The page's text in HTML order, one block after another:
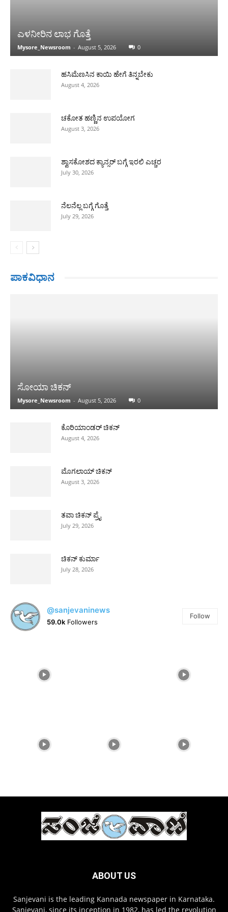
ಎಳನೀರಿನ ಲಾಭ ಗೊತ್ತೆ
Mysore_Newsroom - August 5, 2026 0
ಹಸಿಮೆಣಸಿನ ಕಾಯಿ ಹೇಗೆ ತಿನ್ನಬೇಕು
August 4, 2026
ಚಕೋತ ಹಣ್ಣಿನ ಉಪಯೋಗ
August 3, 2026
ಶ್ವಾಸಕೋಶದ ಕ್ಯಾನ್ಸರ್ ಬಗ್ಗೆ ಇರಲಿ ಎಚ್ಚರ
July 30, 2026
ನೆಲನೆಲ್ಲ ಬಗ್ಗೆ ಗೊತ್ತೆ
July 29, 2026
ಪಾಕವಿಧಾನ
ಸೋಯಾ ಚಿಕನ್
Mysore_Newsroom - August 5, 2026 0
ಕೊರಿಯಾಂಡರ್ ಚಿಕನ್
August 4, 2026
ಮೊಗಲಾಯ್ ಚಿಕನ್
August 3, 2026
ತವಾ ಚಿಕನ್ ಪ್ರೈ
July 29, 2026
ಚಿಕನ್ ಕುರ್ಮಾ
July 28, 2026
@sanjevaninews
59.0k Followers
Follow
ABOUT US
Sanjevani is the leading Kannada newspaper in Karnataka.
Sanjevani, since its inception in 1982, has led the revolution